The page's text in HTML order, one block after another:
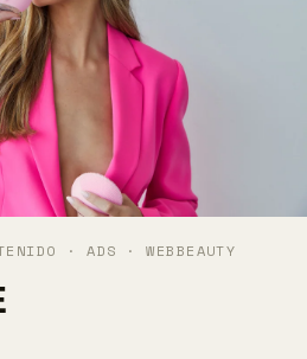
· ADS · WEBBEAUTY